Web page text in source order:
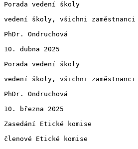
Porada vedení školy
vedení školy, všichni zaměstnanci
PhDr. Ondruchová
10. dubna 2025
Porada vedení školy
vedení školy, všichni zaměstnanci
PhDr. Ondruchová
10. března 2025
Zasedání Etické komise
členové Etické komise